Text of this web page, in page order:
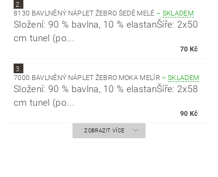
2.
8130 BAVLNĚNÝ NÁPLET ŽEBRO ŠEDÉ MELÉ – SKLADEM
Složení: 90 % bavlna, 10 % elastanŠíře: 2x50
cm tunel (po...
70 Kč
3.
7000 BAVLNĚNÝ NÁPLET ŽEBRO MOKA MELÍR – SKLADEM
Složení: 90 % bavlna, 10 % elastanŠíře: 2x58
cm tunel (po...
90 Kč
ZOBRAZIT VÍCE